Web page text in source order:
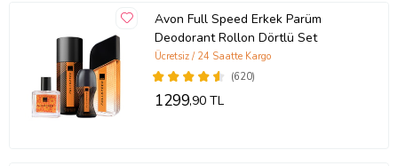
Avon Full Speed Erkek Parüm
Deodorant Rollon Dörtlü Set
(620)
Ücretsiz / 24 Saatte Kargo
1299,90 TL